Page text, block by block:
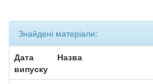
Знайдені матеріали:
Дата
випуску
Назва